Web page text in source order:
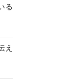
る
え